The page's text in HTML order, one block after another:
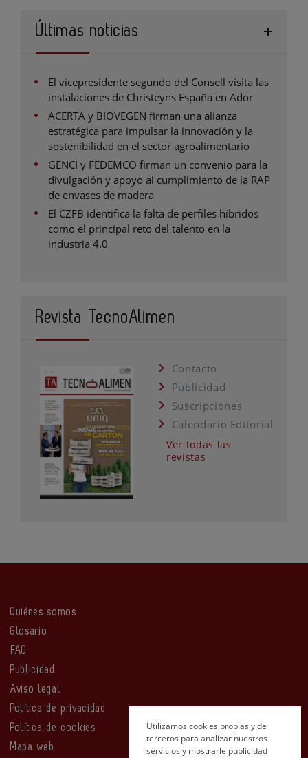
Últimas noticias
El vicepresidente segundo del Consell visita las
instalaciones de Christeyns España en Ador
ACERTA y BIOVEGEN firman una alianza
estratégica para impulsar la innovación y la
sostenibilidad en el sector agroalimentario
GENCI y FEDEMCO firman un convenio para la
divulgación y apoyo al cumplimiento de la RAP
de envases de madera
El CZFB identifica la falta de perfiles híbridos
como el principal reto del talento en la
industria 4.0
Revista TecnoAlimen
Contacto
Publicidad
Suscripciones
Calendario Editorial
Ver todas las
revistas
Quiénes somos
Glosario
FAQ
Publicidad
Aviso legal
Política de privacidad
Política de cookies
Mapa web
Utilizamos cookies propias y de
terceros para analizar nuestros
servicios y mostrarle publicidad